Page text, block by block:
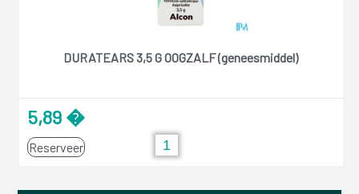
DURATEARS 3,5 G OOGZALF (geneesmiddel)
5,89 �
Reserveer